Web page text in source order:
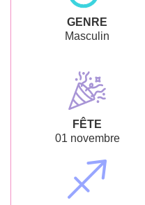
GENRE
Masculin
FÊTE
01 novembre